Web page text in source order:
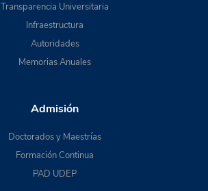
Transparencia Universitaria
Infraestructura
Autoridades
Memorias Anuales
Admisión
Doctorados y Maestrías
Formación Continua
PAD UDEP